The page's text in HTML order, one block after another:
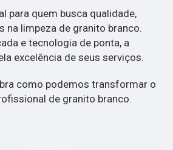
para quem busca qualidade,
na limpeza de granito branco.
e tecnologia de ponta, a
excelência de seus serviços.
como podemos transformar o
de granito branco.